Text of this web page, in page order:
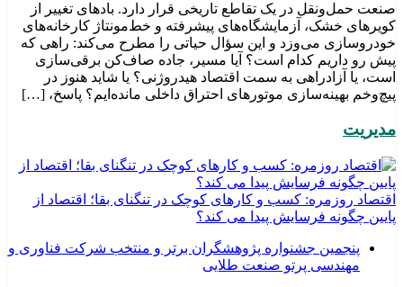
صنعت حمل‌ونقل در یک تقاطع تاریخی قرار دارد. بادهای تغییر از
کویرهای خشک، آزمایشگاه‌های پیشرفته و خط‌مونتاژ کارخانه‌های
خودروسازی می‌وزد و این سؤال حیاتی را مطرح می‌کند: راهی که
پیش رو داریم کدام است؟ آیا مسیر، جاده صاف‌کن برقی‌سازی
است، یا آزادراهی به سمت اقتصاد هیدروژنی؟ یا شاید هنوز در
پیچ‌وخم بهینه‌سازی موتورهای احتراق داخلی مانده‌ایم؟ پاسخ، […]
مدیریت
اقتصاد روزمره: کسب‌ و کارهای کوچک در تنگنای بقا؛ اقتصاد از
پایین چگونه فرسایش پیدا می کند؟
پنجمین جشنواره پژوهشگران برتر و منتخب شرکت فناوری و
مهندسی پرتو صنعت طلایی